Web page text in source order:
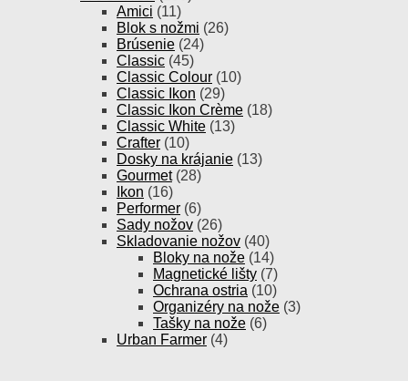
Amici (11)
Blok s nožmi (26)
Brúsenie (24)
Classic (45)
Classic Colour (10)
Classic Ikon (29)
Classic Ikon Crème (18)
Classic White (13)
Crafter (10)
Dosky na krájanie (13)
Gourmet (28)
Ikon (16)
Performer (6)
Sady nožov (26)
Skladovanie nožov (40)
Bloky na nože (14)
Magnetické lišty (7)
Ochrana ostria (10)
Organizéry na nože (3)
Tašky na nože (6)
Urban Farmer (4)